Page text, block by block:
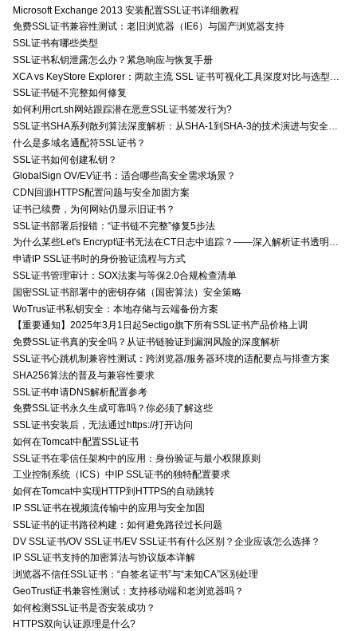
Microsoft Exchange 2013 安装配置SSL证书详细教程
免费SSL证书兼容性测试：老旧浏览器（IE6）与国产浏览器支持
SSL证书有哪些类型
SSL证书私钥泄露怎么办？紧急响应与恢复手册
SSL证书链不完整如何修复
如何利用crt.sh网站跟踪潜在恶意SSL证书签发行为?
SSL证书SHA系列散列算法深度解析：从SHA-1到SHA-3的技术演进与安全特性
什么是多域名通配符SSL证书？
SSL证书如何创建私钥？
GlobalSign OV/EV证书：适合哪些高安全需求场景？
CDN回源HTTPS配置问题与安全加固方案
证书已续费，为何网站仍显示旧证书？
SSL证书部署后报错：“证书链不完整”修复5步法
为什么某些Let's Encrypt证书无法在CT日志中追踪？——深入解析证书透明度与Let's Encrypt的关系
申请IP SSL证书时的身份验证流程与方式
SSL证书管理审计：SOX法案与等保2.0合规检查清单
国密SSL证书部署中的密钥存储（国密算法）安全策略
WoTrus证书私钥安全：本地存储与云端备份方案
【重要通知】2025年3月1日起Sectigo旗下所有SSL证书产品价格上调
免费SSL证书真的安全吗？从证书链验证到漏洞风险的深度解析
SSL证书心跳机制兼容性测试：跨浏览器/服务器环境的适配要点与排查方案
SHA256算法的普及与兼容性要求
SSL证书申请DNS解析配置参考
免费SSL证书永久生成可靠吗？你必须了解这些
SSL证书安装后，无法通过https://打开访问
如何在Tomcat中配置SSL证书
SSL证书在零信任架构中的应用：身份验证与最小权限原则
工业控制系统（ICS）中IP SSL证书的独特配置要求
如何在Tomcat中实现HTTP到HTTPS的自动跳转
IP SSL证书在视频流传输中的应用与安全加固
SSL证书的证书路径构建：如何避免路径过长问题
DV SSL证书/OV SSL证书/EV SSL证书有什么区别？企业应该怎么选择？
IP SSL证书支持的加密算法与协议版本详解
浏览器不信任SSL证书：“自签名证书”与“未知CA”区别处理
GeoTrust证书兼容性测试：支持移动端和老浏览器吗？
如何检测SSL证书是否安装成功？
HTTPS双向认证原理是什么?